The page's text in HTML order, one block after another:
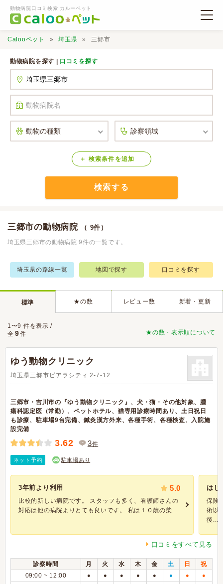
動物病院口コミ検索 カルーペット
口コミ検索
Calooペットとは？
Calooペット 埼玉県 三郷市
動物病院を探す | 口コミを探す
検索条件 を追加
検索する
三郷市の動物病院 （ 9件）
埼玉県三郷市の動物病院 9件の一覧です。
埼玉県の路線一覧 地図で探す 口コミを探す
標準 ★の数 レビュー数 新着・更新
★の数・表示順について
1〜9 件を表示 /
全 9件
ゆう動物クリニック
埼玉県三郷市ピアラシティ 2-7-12
三郷市・吉川市の『ゆう動物クリニック』、犬・猫・その他対象、腫
瘍科認定医（常勤）、ペットホテル、猫専用診療時間あり、土日祝日
も診療、駐車場9台完備、鍼灸漢方外来、各種手術、各種検査、入院施
設完備
3.62 3件
ネット予約 駐車場あり
3年前より利用 5.0
比較的新しい病院です。 スタッフも多く、看護師さんの
対応は他の病院よりとても良いです。 私は１０歳の柴...
はじ
保険
術以
後...
口コミをすべて見る
診察時間 月 火 水 木 金 土 日
祝
09:00 ~ 12:00
● ● ● ● ● ● ● ●